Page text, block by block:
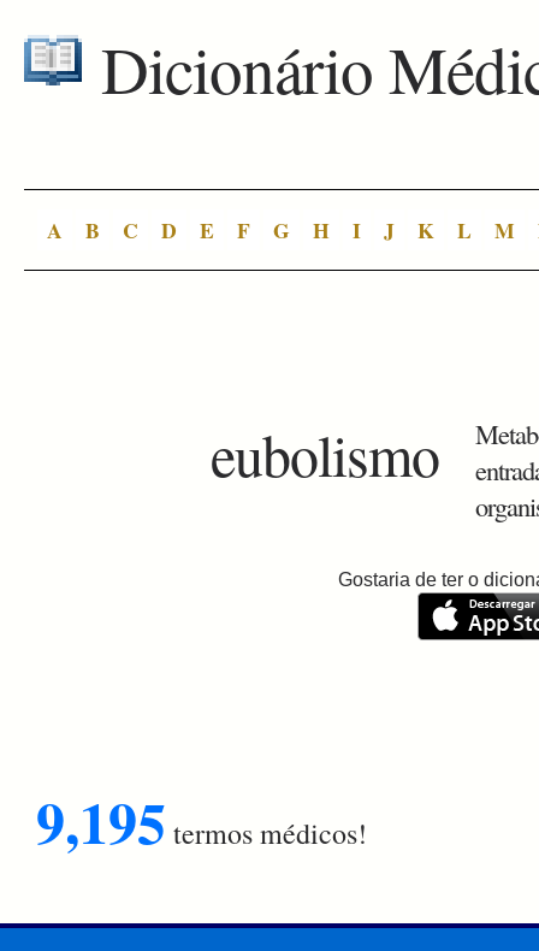
Dicionário
A B C D E F G H I J K L M
eubolismo
Gostaria de ter o
9,195 termos médicos!